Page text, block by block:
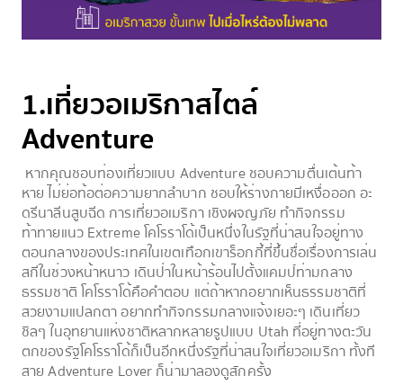
1.เที่ยวอเมริกาสไตล์
Adventure
หากคุณชอบท่องเที่ยวแบบ Adventure ชอบความตื่นเต้นท้า
หาย ไม่ย่อท้อต่อความยากลำบาก ชอบให้ร่างกายมีเหงื่อออก อะ
ดรีนาลีนสูบฉีด การเที่ยวอเมริกา เชิงผจญภัย ทำกิจกรรม
ท้าทายแนว Extreme โคโรราโด้เป็นหนึ่งในรัฐที่น่าสนใจอยู่ทาง
ตอนกลางของประเทศในเขตเทือกเขาร็อกกี้ที่ขึ้นชื่อเรื่องการเล่น
สกีในช่วงหน้าหนาว เดินป่าในหน้าร้อนไปตั้งแคมป์ท่ามกลาง
ธรรมชาติ โคโรราโด้คือคำตอบ แต่ถ้าหากอยากเห็นธรรมชาติที่
สวยงามแปลกตา อยากทำกิจกรรมกลางแจ้งเยอะๆ เดินเที่ยว
ชิลๆ ในอุทยานแห่งชาติหลากหลายรูปแบบ Utah ที่อยู่ทางตะวัน
ตกของรัฐโคโรราโด้ก็เป็นอีกหนึ่งรัฐที่น่าสนใจเที่ยวอเมริกา ทั้งที
สาย Adventure Lover ก็น่ามาลองดูสักครั้ง